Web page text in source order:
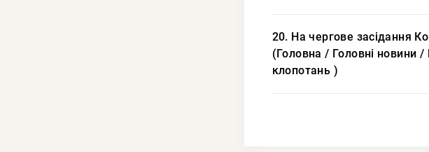
20. На чергове засідання
(Головна / Головні новини /
клопотань )